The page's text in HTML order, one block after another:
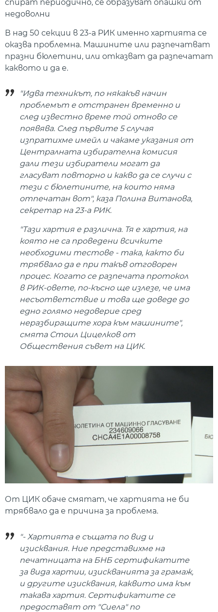
спират периодично, се образуват опашки от
недоволни
В над 50 секции в 23-а РИК именно хартията се
оказва проблемна. Машините или разпечатват
празни бюлетини, или отказват да разпечатат
каквото и да е.
"Идва техникът, по някакъв начин
проблемът е отстранен временно и
след известно време той отново се
появява. След първите 5 случая
изпратихме имейл и чакаме указания от
Централната избирателна комисия
дали тези избиратели могат да
гласуват повторно и какво да се случи с
тези с бюлетините, на които няма
отпечатан вот", каза Полина Витанова,
секретар на 23-а РИК.
"Тази хартия е различна. Тя е хартия, на
която не са проведени всичките
необходими тестове - така, както би
трябвало да е при такъв отговорен
процес. Когато се разпечата протокол
в РИК-овете, по-късно ще излезе, че има
несъответствие и това ще доведе до
едно голямо недоверие сред
неразбиращите хора към машините",
смята Стоил Цицелков от
Обществения съвет на ЦИК.
От ЦИК обаче смятат, че хартията не би
трябвало да е причина за проблема.
"- Хартията е същата по вид и
изисквания. Ние представихме на
печатницата на БНБ сертификатите
за вида хартии, изискванията за грамаж,
и другите изисквания, каквито има към
такава хартия. Сертификатите се
предоставят от "Сиела" по